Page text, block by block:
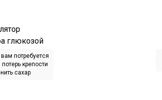
глюкозой
потребуется
крепости
сахар